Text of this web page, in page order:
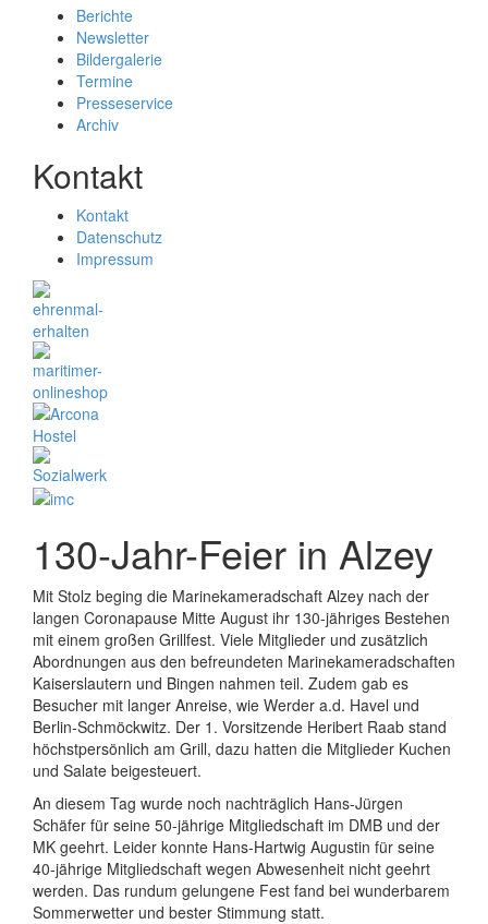
Berichte
Newsletter
Bildergalerie
Termine
Presseservice
Archiv
Kontakt
Kontakt
Datenschutz
Impressum
130-Jahr-Feier in Alzey
Mit Stolz beging die Marinekameradschaft Alzey nach der
langen Coronapause Mitte August ihr 130-jähriges Bestehen
mit einem großen Grillfest. Viele Mitglieder und zusätzlich
Abordnungen aus den befreundeten Marinekameradschaften
Kaiserslautern und Bingen nahmen teil. Zudem gab es
Besucher mit langer Anreise, wie Werder a.d. Havel und
Berlin-Schmöckwitz. Der 1. Vorsitzende Heribert Raab stand
höchstpersönlich am Grill, dazu hatten die Mitglieder Kuchen
und Salate beigesteuert.
An diesem Tag wurde noch nachträglich Hans-Jürgen
Schäfer für seine 50-jährige Mitgliedschaft im DMB und der
MK geehrt. Leider konnte Hans-Hartwig Augustin für seine
40-jährige Mitgliedschaft wegen Abwesenheit nicht geehrt
werden. Das rundum gelungene Fest fand bei wunderbarem
Sommerwetter und bester Stimmung statt.